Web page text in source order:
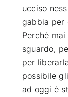
ucciso
gabbia per
Perchè
sguardo,
per
possibile
ad oggi è